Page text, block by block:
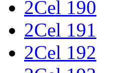
2Cel 190
2Cel 191
2Cel 192